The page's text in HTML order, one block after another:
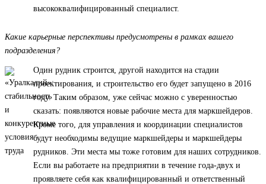
высококвалифицированный специалист.
Какие карьерные перспективы предусмотрены в рамках вашего
подразделения?
Один рудник строится, другой находится на стадии
проектирования, и строительство его будет запущено в 2016
году. Таким образом, уже сейчас можно с уверенностью
сказать: появляются новые рабочие места для маркшейдеров.
Кроме того, для управления и координации специалистов
будут необходимы ведущие маркшейдеры и маркшейдеры
рудников. Эти места мы тоже готовим для наших сотрудников.
Если вы работаете на предприятии в течение года-двух и
проявляете себя как квалифицированный и ответственный